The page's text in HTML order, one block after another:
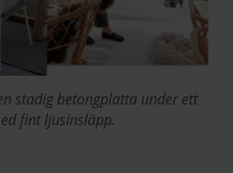
stadig betongplatta under ett
fint ljusinsläpp.